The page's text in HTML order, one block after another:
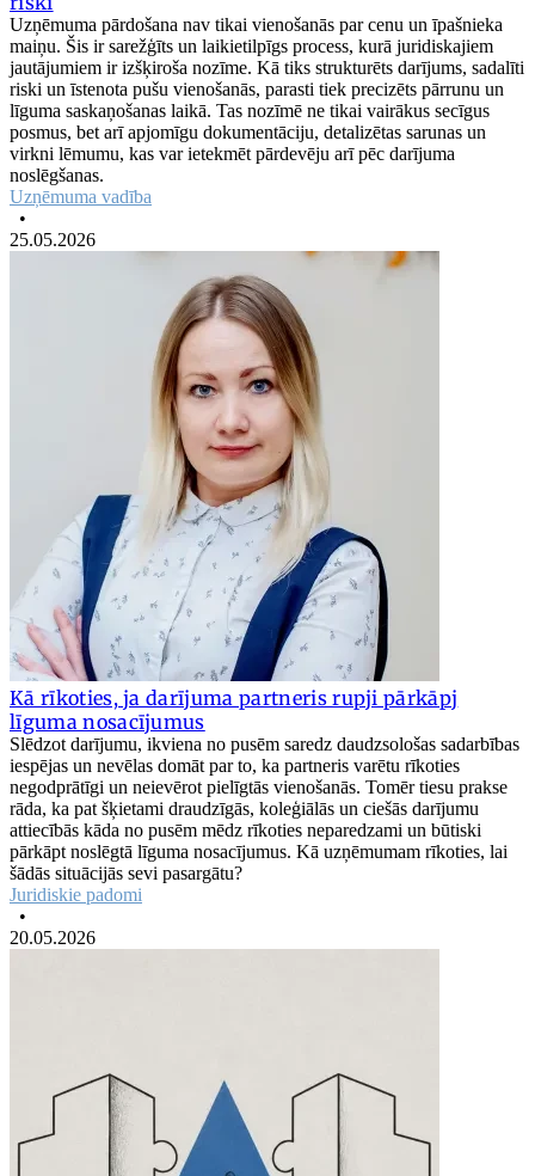
Uzņēmuma pārdošana nav tikai vienošanās par cenu un īpašnieka
maiņu. Šis ir sarežģīts un laikietilpīgs process, kurā juridiskajiem
jautājumiem ir izšķiroša nozīme. Kā tiks strukturēts darījums, sadalīti
riski un īstenota pušu vienošanās, parasti tiek precizēts pārrunu un
līguma saskaņošanas laikā. Tas nozīmē ne tikai vairākus secīgus
posmus, bet arī apjomīgu dokumentāciju, detalizētas sarunas un
virkni lēmumu, kas var ietekmēt pārdevēju arī pēc darījuma
noslēgšanas.
Uzņēmuma vadība
•
25.05.2026
Kā rīkoties, ja darījuma partneris rupji pārkāpj
līguma nosacījumus
Slēdzot darījumu, ikviena no pusēm saredz daudzsološas sadarbības
iespējas un nevēlas domāt par to, ka partneris varētu rīkoties
negodprātīgi un neievērot pielīgtās vienošanās. Tomēr tiesu prakse
rāda, ka pat šķietami draudzīgās, koleģiālās un ciešās darījumu
attiecībās kāda no pusēm mēdz rīkoties neparedzami un būtiski
pārkāpt noslēgtā līguma nosacījumus. Kā uzņēmumam rīkoties, lai
šādās situācijās sevi pasargātu?
Juridiskie padomi
•
20.05.2026